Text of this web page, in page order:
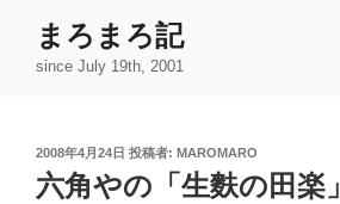
まろまろ記
since July 19th, 2001
投
稿
日:
2008年4月24日 投稿者: MAROMARO
六角やの「生麩の田楽」